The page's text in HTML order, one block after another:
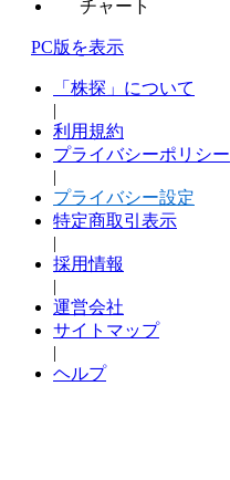
チャート
PC版を表示
「株探」について
|
利用規約
プライバシーポリシー
|
プライバシー設定
特定商取引表示
|
採用情報
|
運営会社
サイトマップ
|
ヘルプ